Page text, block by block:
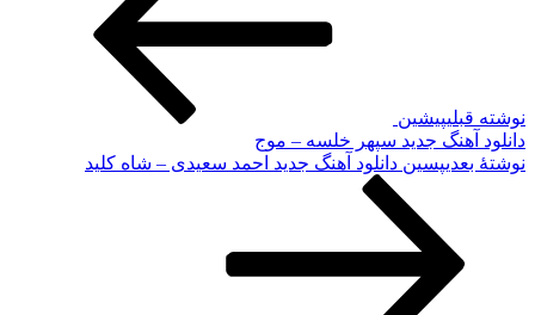
نوشته قبلیپیشین
دانلود آهنگ جدید سپهر خلسه – موج
نوشته‌ٔ بعدیپسین دانلود آهنگ جدید احمد سعیدی – شاه کلید